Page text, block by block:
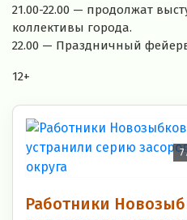
21.00-22.00 — продолжат
коллективы города.
22.00 — Праздничный
12+
7
Работники